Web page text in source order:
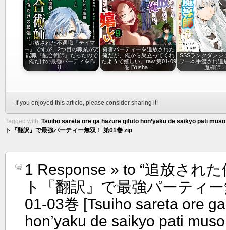
追放された不遇職『テイマ
ー』ですが、2つ目の職業が万
能職『配合術師』だったので
俺だけの最強パーティを作
り…
勇者パーティーを追放された
俺だが、俺から巣立ってくれ
たようで嬉しい。raw 第01-09
巻 [Yusha…
SSSランクダンジ
フ一本手渡され追
魔導師…
If you enjoyed this article, please consider sharing it!
Tagged with: Tsuiho sareta ore ga hazure gifuto hon’yaku de saikyo pati muso
ト『翻訳』で最強パーティー無双！ 第01巻 zip
1 Response » to “追放され
ト『翻訳』で最強パーティ
01-03巻 [Tsuiho sareta ore
hon’yaku de saikyo pati